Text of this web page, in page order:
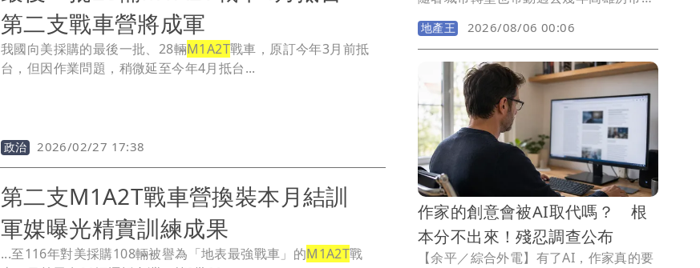
第二支戰車營將成軍
我國向美採購的最後一批、28輛M1A2T戰車，原訂今年3月前抵
台，但因作業問題，稍微延至今年4月抵台...
政治 2026/02/27 17:38
第二支M1A2T戰車營換裝本月結訓
軍媒曝光精實訓練成果
...至116年對美採購108輛被譽為「地表最強戰車」的M1A2T戰
氣，然而隨著央行信用管制導致交易動能
出現大幅衰退，當房仲統計全台將面臨大
交屋潮來臨，高雄租金效應能否支撐，就
數據而言房東可以鬆一口氣！《壹蘋新聞
網》統計2023-2026年高雄屋齡2年內新
成屋過戶、大樓出租戶數與租金發現，所
謂的龐大交屋潮與出租潮均呈現走揚，但
近3年租金行情維持在中位數2-2.1萬元盤
整，整體市場呈現相對樂觀態勢。
地產王 2026/08/06 00:06
作家的創意會被AI取代嗎？ 根
本分不出來！殘忍調查公布
【余平／綜合外電】有了AI，作家真的要